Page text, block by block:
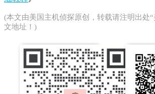
(本文由美国主机侦探原创，转载请注明出处
文地址！)